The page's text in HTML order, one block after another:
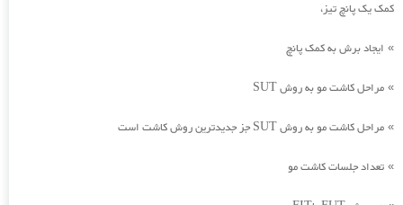
کمک یک پانچ تیز،
» ایجاد برش به کمک پانچ
» مراحل کاشت مو به روش SUT
» مراحل کاشت مو به روش SUT جز جدیدترین روش کاشت است
» تعداد جلسات کاشت مو